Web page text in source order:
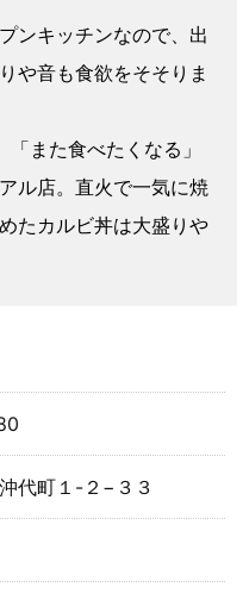
ンキッチンなので、出
や音も食欲をそそりま
また食べたくなる」
ル店。直火で一気に焼
たカルビ丼は大盛りや
代町１-２−３３